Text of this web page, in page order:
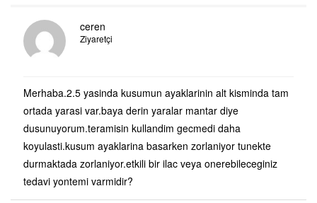
ceren
Ziyaretçi
Merhaba.2.5 yasinda kusumun ayaklarinin alt kisminda tam
ortada yarasi var.baya derin yaralar mantar diye
dusunuyorum.teramisin kullandim gecmedi daha
koyulasti.kusum ayaklarina basarken zorlaniyor tunekte
durmaktada zorlaniyor.etkili bir ilac veya onerebileceginiz
tedavi yontemi varmidir?